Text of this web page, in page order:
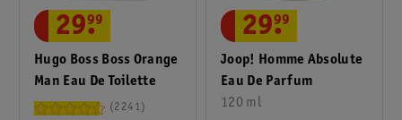
Hugo Boss Boss Orange
Man Eau De Toilette
29.
99
2241
Joop! Homme Absolute
Eau De Parfum
120 ml
29.
99